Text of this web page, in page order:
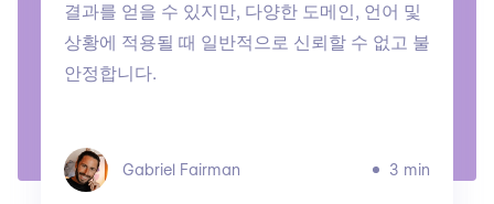
결과를 얻을 수 있지만, 다양한 도메인, 언어 및
상황에 적용될 때 일반적으로 신뢰할 수 없고 불
안정합니다.
Gabriel Fairman 3 min